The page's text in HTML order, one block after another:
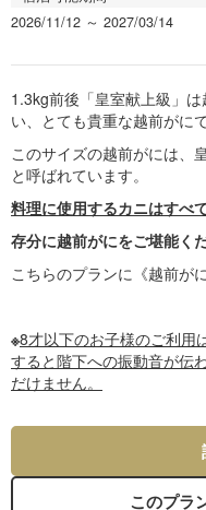
2026/11/12 ～ 2027/03/14
1.3kg前後「皇室献上級」
い、とても貴重な越前がにで
このサイズの越前がには、
と呼ばれています。
料理に使用するカニはすべ
存分に越前がにをご堪能くだ
こちらのプランに《越前が
※8才以下のお子様のご利用
すると階下への振動音が伝
だけません。
このプラ